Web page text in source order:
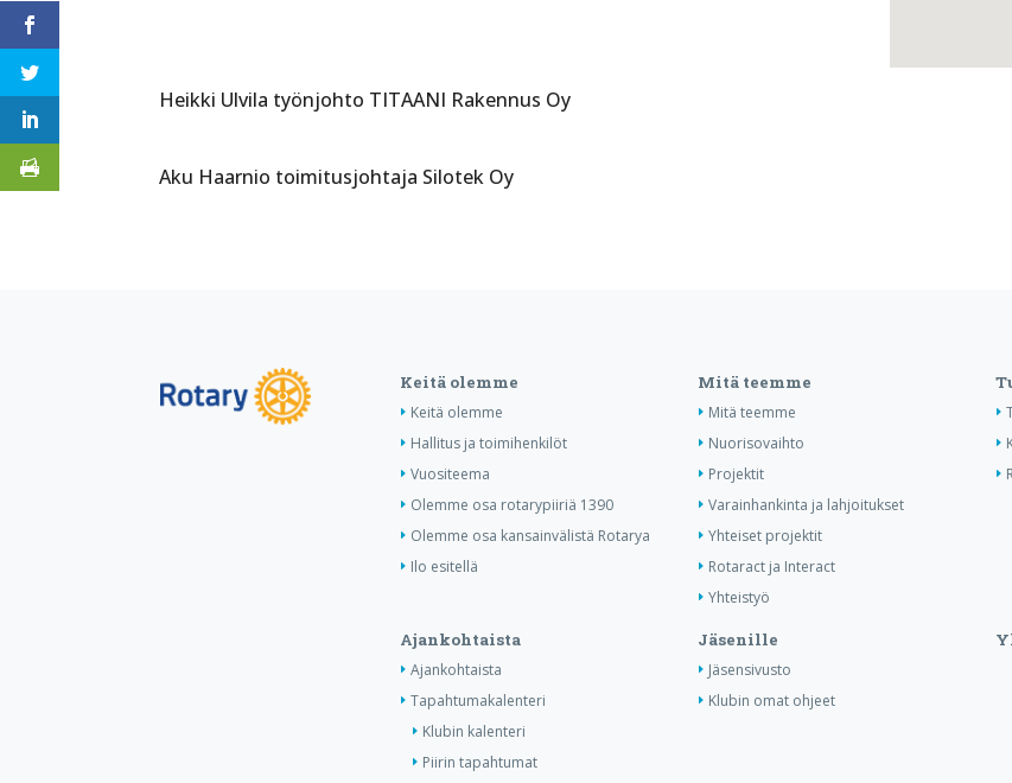
Heikki Ulvila työnjohto TITAANI Rakennus Oy
Aku Haarnio toimitusjohtaja Silotek Oy
Keitä olemme
Keitä olemme
Hallitus ja toimihenkilöt
Vuositeema
Olemme osa rotarypiiriä 1390
Olemme osa kansainvälistä Rotarya
Ilo esitellä
Mitä teemme
Mitä teemme
Nuorisovaihto
Projektit
Varainhankinta ja lahjoitukset
Yhteiset projektit
Rotaract ja Interact
Yhteistyö
Ajankohtaista
Ajankohtaista
Tapahtumakalenteri
Klubin kalenteri
Piirin tapahtumat
Jäsenille
Jäsensivusto
Klubin omat ohjeet